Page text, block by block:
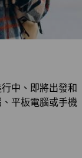
中、即將出發和
平板電腦或手機